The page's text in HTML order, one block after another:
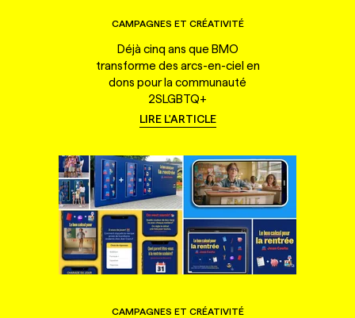
CAMPAGNES ET CRÉATIVITÉ
Déjà cinq ans que BMO
transforme des arcs-en-ciel en
dons pour la communauté
2SLGBTQ+
LIRE L'ARTICLE
CAMPAGNES ET CRÉATIVITÉ